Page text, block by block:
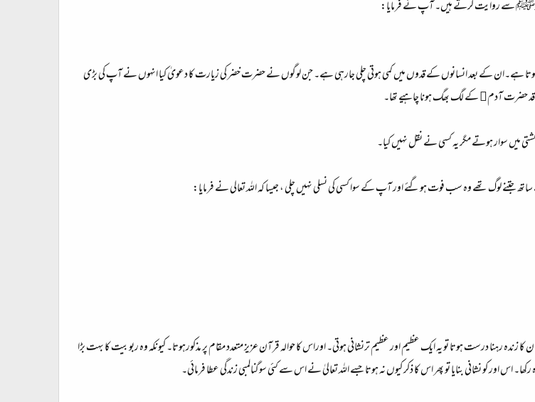
سے روایت کرتے ہیں۔ آپ نے فرمایا:
فٹ ہوتا ہے۔ان کے بعد انسانوں کے قدوں میں کمی ہوتی چلی جارہی ہے۔ جن لوگوں نے حضرت خضر کی زیارت کا دعویٰ کیا انہوں نے آپ کی بڑی
حضرت آدم﷤ کے لگ بھگ ہونا چاہیے تھا۔
سوار ہوتے مگر یہ کسی نے نقل نہیں کیا۔
لوگ تھے وہ سب فوت ہوگئے اور آپ کے سوا کسی کی نسلی نہیں چلی ، جیسا کہ اللہ تعالی نے فرمایا:
درست ہوتا تو یہ ایک عظیم اور عظیم ترنشانی ہوتی۔ اوراس کا حوالہ قرآن عزیز متعدد مقام پر مذکورہوتا۔ کیونکہ وہ ربوبیت کا بہت بڑا
اس اور کو نشانی بنایا تو پھر اس کا ذکر کیوں نہ ہوتا جسے اللہ تعالیٰ نے اس سے کئی سوگنالمبی زندگی عطا فرمائی۔